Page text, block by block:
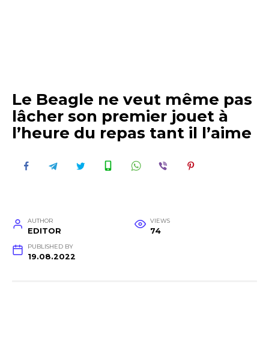
Le Beagle ne veut même pas
lâcher son premier jouet à
l’heure du repas tant il l’aime
AUTHOR
EDITOR
VIEWS
74
PUBLISHED BY
19.08.2022